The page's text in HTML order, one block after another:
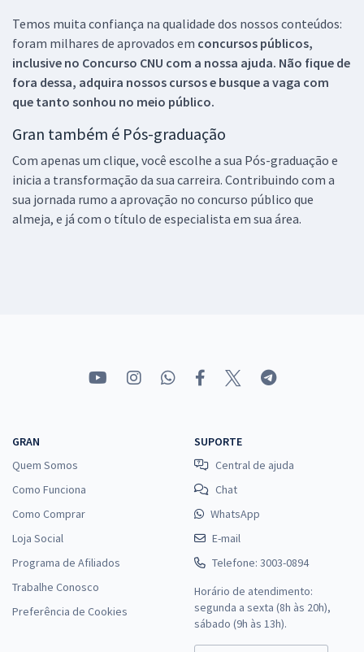
Temos muita confiança na qualidade dos nossos conteúdos:
foram milhares de aprovados em concursos públicos,
inclusive no Concurso CNU com a nossa ajuda. Não fique de
fora dessa, adquira nossos cursos e busque a vaga com
que tanto sonhou no meio público.
Gran também é Pós-graduação
Com apenas um clique, você escolhe a sua Pós-graduação e
inicia a transformação da sua carreira. Contribuindo com a
sua jornada rumo a aprovação no concurso público que
almeja, e já com o título de especialista em sua área.
GRAN
Quem Somos
Como Funciona
Como Comprar
Loja Social
Programa de Afiliados
Trabalhe Conosco
Preferência de Cookies
SUPORTE
Central de ajuda
Chat
WhatsApp
E-mail
Telefone: 3003-0894
Horário de atendimento:
segunda a sexta (8h às 20h),
sábado (9h às 13h).